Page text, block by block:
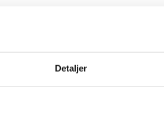
Detaljer
Gå til forside